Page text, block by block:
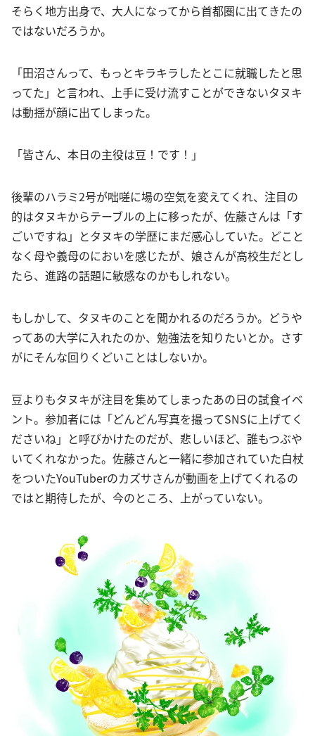
そらく地方出身で、大人になってから首都圏に出てきたの
ではないだろうか。
「田沼さんって、もっとキラキラしたとこに就職したと思
ってた」と言われ、上手に受け流すことができないタヌキ
は動揺が顔に出てしまった。
「皆さん、本日の主役は豆！です！」
後輩のハラミ2号が咄嗟に場の空気を変えてくれ、注目の
的はタヌキからテーブルの上に移ったが、佐藤さんは「す
ごいですね」とタヌキの学歴にまだ感心していた。どこと
なく母や義母のにおいを感じたが、娘さんが高校生だとし
たら、進路の話題に敏感なのかもしれない。
もしかして、タヌキのことを聞かれるのだろうか。どうや
ってあの大学に入れたのか、勉強法を知りたいとか。さす
がにそんな回りくどいことはしないか。
豆よりもタヌキが注目を集めてしまったあの日の試食イベ
ント。参加者には「どんどん写真を撮ってSNSに上げてく
ださいね」と呼びかけたのだが、悲しいほど、誰もつぶや
いてくれなかった。佐藤さんと一緒に参加されていた白杖
をついたYouTuberのカズサさんが動画を上げてくれるの
ではと期待したが、今のところ、上がっていない。